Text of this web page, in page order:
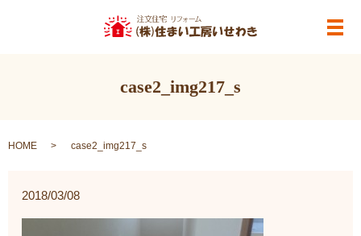
メ
case2_img217_s
HOME case2_img217_s
2018/03/08